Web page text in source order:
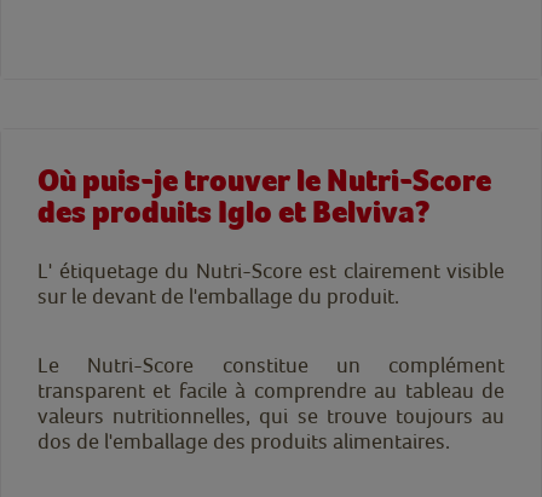
Où puis-je trouver le Nutri-Score
des produits Iglo et Belviva?
L' étiquetage du Nutri-Score est clairement visible
sur le devant de l'emballage du produit.
Le Nutri-Score constitue un complément
transparent et facile à comprendre au tableau de
valeurs nutritionnelles, qui se trouve toujours au
dos de l'emballage des produits alimentaires.